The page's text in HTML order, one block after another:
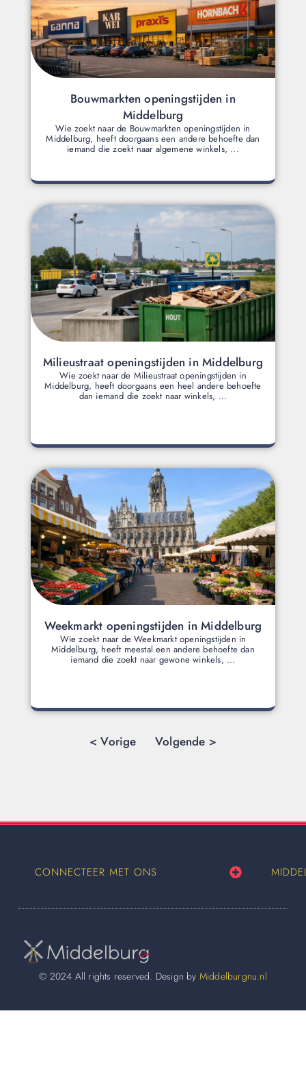
Bouwmarkten openingstijden in
Middelburg
Wie zoekt naar de Bouwmarkten openingstijden in
Middelburg, heeft doorgaans een andere behoefte dan
iemand die zoekt naar algemene winkels, ...
Milieustraat openingstijden in Middelburg
Wie zoekt naar de Milieustraat openingstijden in
Middelburg, heeft doorgaans een heel andere behoefte
dan iemand die zoekt naar winkels, ...
Weekmarkt openingstijden in Middelburg
Wie zoekt naar de Weekmarkt openingstijden in
Middelburg, heeft meestal een andere behoefte dan
iemand die zoekt naar gewone winkels, ...
< Vorige Volgende >
CONNECTEER MET ONS
© 2024 All rights reserved. Design by Middelburgnu.nl